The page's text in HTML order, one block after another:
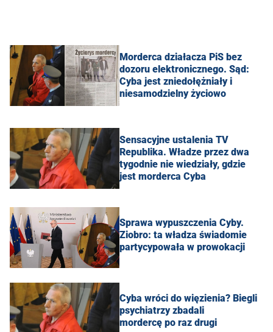
Morderca działacza PiS bez
dozoru elektronicznego. Sąd:
Cyba jest zniedołężniały i
niesamodzielny życiowo
Sensacyjne ustalenia TV
Republika. Władze przez dwa
tygodnie nie wiedziały, gdzie
jest morderca Cyba
Sprawa wypuszczenia Cyby.
Ziobro: ta władza świadomie
partycypowała w prowokacji
Cyba wróci do więzienia? Biegli
psychiatrzy zbadali
mordercę po raz drugi